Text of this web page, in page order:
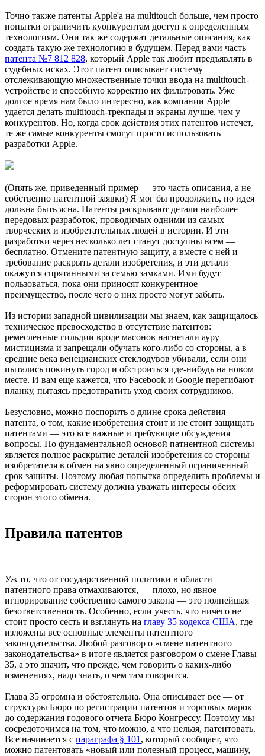
Точно также патенты Apple'а на multitouch больше, чем просто
попытки ограничить куонкурентам доступ к определенным
технологиям. Они так же содержат детальные описания, как
создать такую же технологию в будущем. Перед вами часть
патента №7 812 828, который Apple так любит предъявлять в
судебных исках. Этот патент описывает систему
отслеживающую множественные точки ввода на multitouch-
устройстве и способную корректно их фильтровать. Уже
долгое время нам было интересно, как компании Apple
удается делать multitouch-трекпады и экраны лучше, чем у
конкурентов. Но, когда срок действия этих патентов истечет,
те же самые конкуренты смогут просто использовать
разработки Apple.
(Опять же, приведенный пример — это часть описания, а не
собственно патентной заявки) Я мог бы продолжить, но идея
должна быть ясна. Патенты раскрывают детали наиболее
передовых разработок, проводимых одними из самых
творческих и изобретательных людей в истории. И эти
разработки через несколько лет станут доступны всем —
бесплатно. Отмените патентную защиту, а вместе с ней и
требование раскрыть детали изобретения, и эти детали
окажутся спрятанными за семью замками. Ими будут
пользоваться, пока они приносят конкурентное
преимущество, после чего о них просто могут забыть.
Из истории западной цивилизации мы знаем, как защищалось
техническое превосходство в отсутствие патентов:
ремесленные гильдии вроде масонов нагнетали ауру
мистицизма и запрещали обучать кого-либо со стороны, а в
средние века венецианских стеклодувов убивали, если они
пытались покинуть город и обстроиться где-нибудь на новом
месте. И вам еще кажется, что Facebook и Google перегибают
планку, пытаясь предотвратить уход своих сотрудников.
Безусловно, можно поспорить о длине срока действия
патента, о том, какие изобретения стоит и не стоит защищать
патентами — это все важные и требующие обсуждения
вопросы. Но фундаментальной основой патнентной системы
является полное раскрытие деталей изобретения со стороны
изобретателя в обмен на явно определенный ограниченный
срок защиты. Поэтому любая попытка определить проблемы и
реформировать систему должна уважать интересы обеих
сторон этого обмена.
Правила патентов
Уж то, что от государственной политики в области
патентного права отмахиваются, — плохо, но явное
игнорирование собственно самого закона — это полнейшая
безответственность. Особенно, если учесть, что ничего не
стоит просто сесть и взглянуть на главу 35 кодекса США, где
изложены все основные элементы патентного
законодательства. Любой разговор о «смене патентного
законодательства» в итоге является разговором о смене Главы
35, а это значит, что прежде, чем говорить о каких-либо
изменениях, надо знать, о чем там говорится.
Глава 35 огромна и обстоятельна. Она описывает все — от
структуры Бюро по регистрации патентов и торговых марок
до содержания годового отчета Бюро Конгрессу. Поэтому мы
сосредоточимся на том, что можно, а что нельзя, патентовать.
Все начинается с параграфа § 101, который сообщает, что
можно патентовать «новый или полезный процесс, машину,